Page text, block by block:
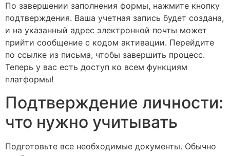
По завершении заполнения формы, нажмите кнопку
подтверждения. Ваша учетная запись будет создана,
и на указанный адрес электронной почты может
прийти сообщение с кодом активации. Перейдите
по ссылке из письма, чтобы завершить процесс.
Теперь у вас есть доступ ко всем функциям
платформы!
Подтверждение личности:
что нужно учитывать
Подготовьте все необходимые документы. Обычно